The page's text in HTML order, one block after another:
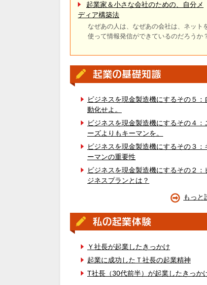
起業家＆小さな会社のための、自分メ
ディア構築法
なぜあの人は、なぜあの会社は、ネット
使って情報発信ができているのだろうか
ビジネスを現金製造機にするその５：
動化せよ。
ビジネスを現金製造機にするその４：
ーズよりもキーマンを。
ビジネスを現金製造機にするその３：
ーマンの重要性
ビジネスを現金製造機にするその２：
ジネスプランとは？
もっと
Ｙ社長が起業したきっかけ
起業に成功したＴ社長の起業精神
T社長（30代前半）が起業したきっか